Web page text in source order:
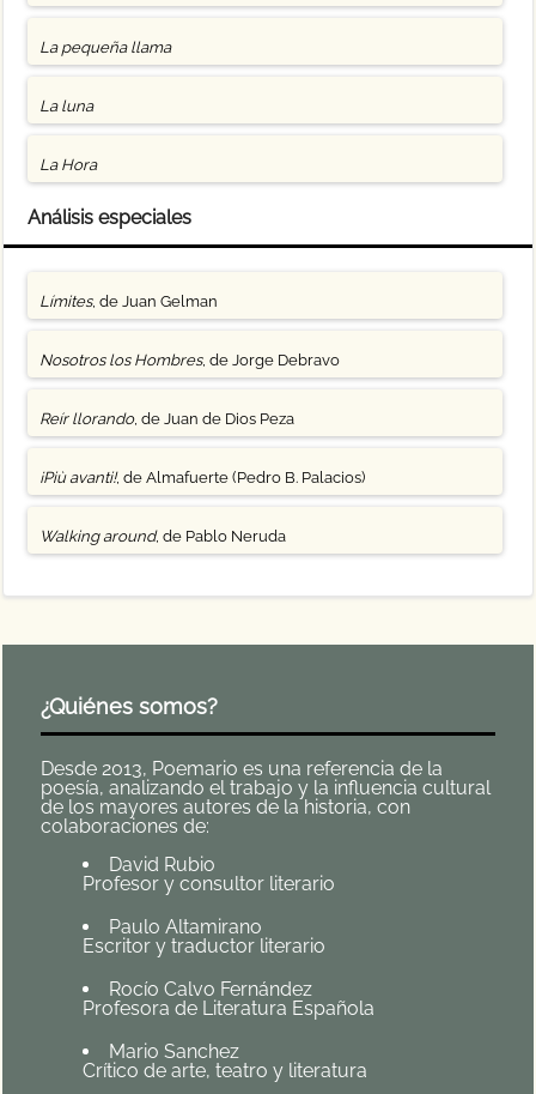
La pequeña llama
La luna
La Hora
Análisis especiales
Límites, de Juan Gelman
Nosotros los Hombres, de Jorge Debravo
Reír llorando, de Juan de Dios Peza
¡Più avanti!, de Almafuerte (Pedro B. Palacios)
Walking around, de Pablo Neruda
¿Quiénes somos?
Desde 2013, Poemario es una referencia de la
poesía, analizando el trabajo y la influencia cultural
de los mayores autores de la historia, con
colaboraciones de:
David Rubio
Profesor y consultor literario
Paulo Altamirano
Escritor y traductor literario
Rocío Calvo Fernández
Profesora de Literatura Española
Mario Sanchez
Crítico de arte, teatro y literatura